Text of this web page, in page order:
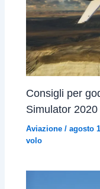
Consigli per
Simulator 2020
Aviazione /agosto
volo